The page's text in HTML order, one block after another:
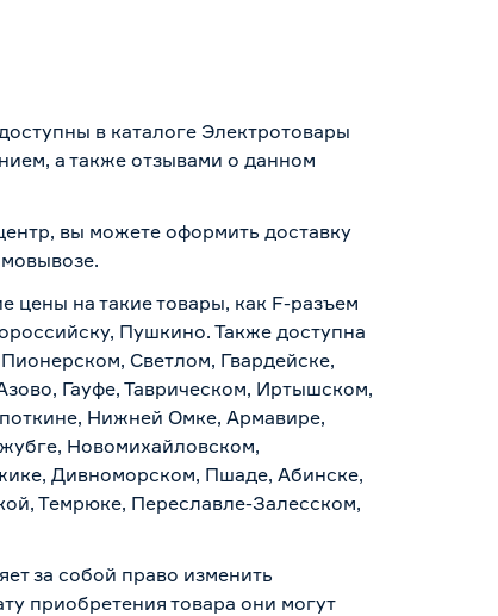
в каталоге Электротовары
а также отзывами о данном
вы можете оформить доставку
.
цены на такие товары, как F-разъем
Пушкино. Также доступна
Светлом, Гвардейске,
Гауфе, Таврическом, Иртышском,
Нижней Омке, Армавире,
Новомихайловском,
Дивноморском, Пшаде, Абинске,
Темрюке, Переславле-Залесском,
за собой право изменить
приобретения товара они могут